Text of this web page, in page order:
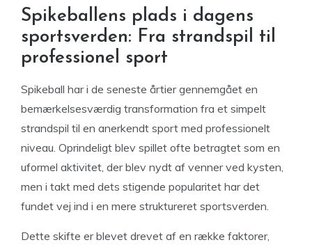
Spikeballens plads i dagens
sportsverden: Fra strandspil til
professionel sport
Spikeball har i de seneste årtier gennemgået en
bemærkelsesværdig transformation fra et simpelt
strandspil til en anerkendt sport med professionelt
niveau. Oprindeligt blev spillet ofte betragtet som en
uformel aktivitet, der blev nydt af venner ved kysten,
men i takt med dets stigende popularitet har det
fundet vej ind i en mere struktureret sportsverden.
Dette skifte er blevet drevet af en række faktorer,